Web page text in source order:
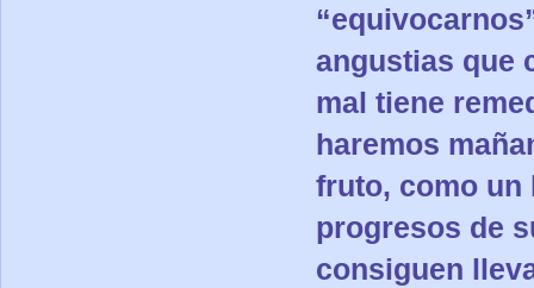
angustias que
mal tiene
haremos
fruto, como un
progresos de
consiguen